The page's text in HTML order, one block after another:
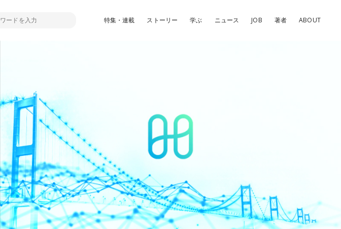
特集・連載 ストーリー 学ぶ ニュース JOB 著者 ABOUT